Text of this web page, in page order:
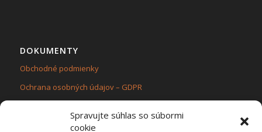
Spravujte súhlas so súbormi
cookie
DOKUMENTY
Obchodné podmienky
Ochrana osobných údajov – GDPR